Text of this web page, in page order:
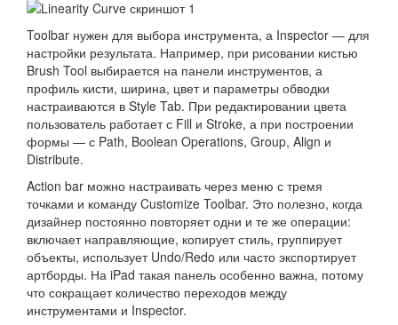
Toolbar нужен для выбора инструмента, а Inspector — для
настройки результата. Например, при рисовании кистью
Brush Tool выбирается на панели инструментов, а
профиль кисти, ширина, цвет и параметры обводки
настраиваются в Style Tab. При редактировании цвета
пользователь работает с Fill и Stroke, а при построении
формы — с Path, Boolean Operations, Group, Align и
Distribute.
Action bar можно настраивать через меню с тремя
точками и команду Customize Toolbar. Это полезно, когда
дизайнер постоянно повторяет одни и те же операции:
включает направляющие, копирует стиль, группирует
объекты, использует Undo/Redo или часто экспортирует
артборды. На iPad такая панель особенно важна, потому
что сокращает количество переходов между
инструментами и Inspector.